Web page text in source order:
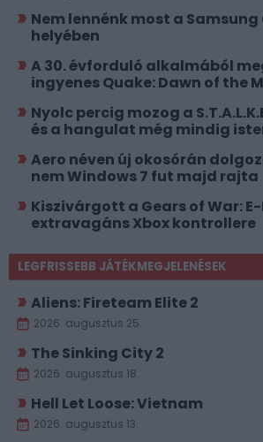
Nem lennénk most a
helyében
A 30. évforduló alkalmából
ingyenes Quake: Dawn of the
Nyolc percig mozog a
és a hangulat még mindig
Aero néven új okosórán
nem Windows 7 fut majd rajta
Kiszivárgott a Gears of War:
extravagáns Xbox kontrollere
LEGFRISSEBB JÁTÉKMEGJELENÉSEK
Aliens: Fireteam Elite 2
2026. augusztus 25.
The Sinking City 2
2026. augusztus 18.
Hell Let Loose: Vietnam
2026. augusztus 13.